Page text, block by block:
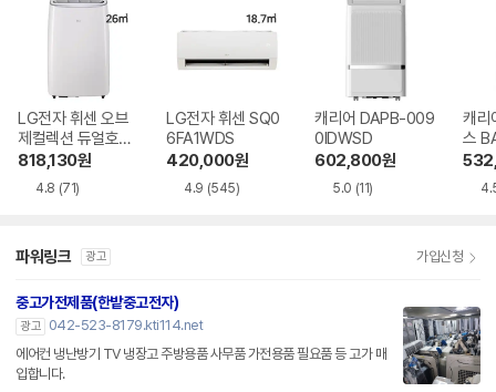
LG전자 휘센 오브
제컬렉션 듀얼호스
PQ08FDWBS
818,130원
4.8 (71)
LG전자 휘센 SQ0
6FA1WDS
420,000원
4.9 (545)
캐리어 DAPB-009
0IDWSD
602,800원
5.0 (11)
캐리
스
파워링크 광고 가입신청
중고가전제품(한밭중고전자)
광고
042-523-8179.kti114.net
에어컨 냉난방기 TV 냉장고 주방용품 사무품 가전용품 필요품 등 고가 매
입합니다.